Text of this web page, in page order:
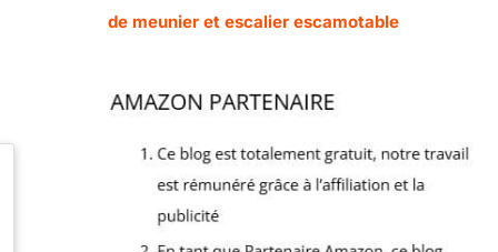
de meunier et escalier escamotable